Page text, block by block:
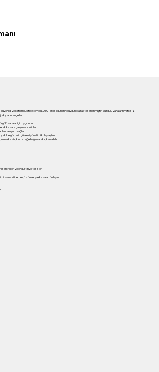
ve kilitleme/etiketleme (LOTO) prosedürlerine uygun olarak tasarlanmıştır. Sürgülü vanaların yetkisiz
engeller.
vanalar için uygundur.
kazara çalışmasını önler.
uyum sağlar.
gösterir, güvenli yönetimi kolaylaştırır.
çıkıntı isteğe bağlı olarak çıkarılabilir.
santralleri ve endüstriyel tesisler
vana kilitleme çözümleriyle kazaları önleyin!